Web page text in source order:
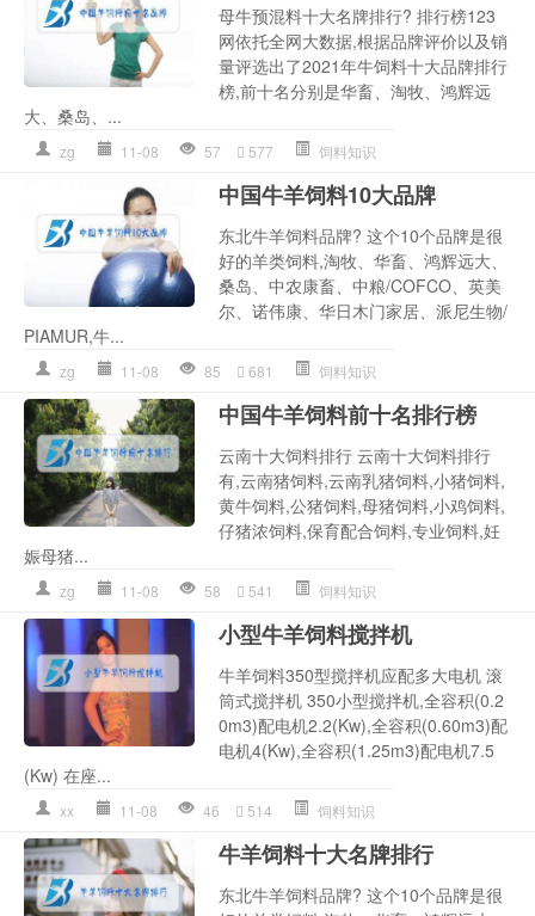
母牛预混料十大名牌排行? 排行榜123
网依托全网大数据,根据品牌评价以及销
量评选出了2021年牛饲料十大品牌排行
榜,前十名分别是华畜、淘牧、鸿辉远
大、桑岛、...
zg 11-08 57 577 饲料知识
中国牛羊饲料10大品牌
东北牛羊饲料品牌? 这个10个品牌是很
好的羊类饲料,淘牧、华畜、鸿辉远大、
桑岛、中农康畜、中粮/COFCO、英美
尔、诺伟康、华日木门家居、派尼生物/
PIAMUR,牛...
zg 11-08 85 681 饲料知识
中国牛羊饲料前十名排行榜
云南十大饲料排行 云南十大饲料排行
有,云南猪饲料,云南乳猪饲料,小猪饲料,
黄牛饲料,公猪饲料,母猪饲料,小鸡饲料,
仔猪浓饲料,保育配合饲料,专业饲料,妊
娠母猪...
zg 11-08 58 541 饲料知识
小型牛羊饲料搅拌机
牛羊饲料350型搅拌机应配多大电机 滚
筒式搅拌机 350小型搅拌机,全容积(0.2
0m3)配电机2.2(Kw),全容积(0.60m3)配
电机4(Kw),全容积(1.25m3)配电机7.5
(Kw) 在座...
xx 11-08 46 514 饲料知识
牛羊饲料十大名牌排行
东北牛羊饲料品牌? 这个10个品牌是很